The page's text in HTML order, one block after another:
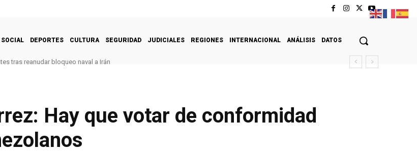
SOCIAL DEPORTES CULTURA SEGURIDAD JUDICIALES REGIONES INTERNACIONAL ANÁLISIS DATOS
tras reanudar bloqueo naval a Irán
Hay que votar de conformidad